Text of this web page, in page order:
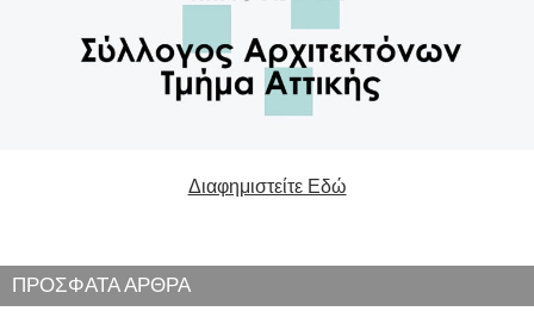
Διαφημιστείτε Εδώ
ΠΡΟΣΦΑΤΑ ΑΡΘΡΑ